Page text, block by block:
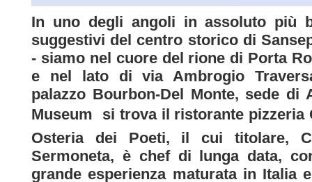
In uno degli angoli in assoluto più
suggestivi del centro storico di
- siamo nel cuore del rione di Porta
e nel lato di via Ambrogio
palazzo Bourbon-Del Monte, sede di
Museum  si trova il ristorante pizzeria
Osteria dei Poeti, il cui titolare,
Sermoneta, è chef di lunga data,
grande esperienza maturata in Italia